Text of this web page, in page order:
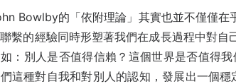
Bowlby的「依附理論」其實也並不僅僅在
繫的經驗同時形塑著我們在成長過程中對
：別人是否值得信賴？這個世界是否值得
這種對自我和對別人的認知，發展出一個